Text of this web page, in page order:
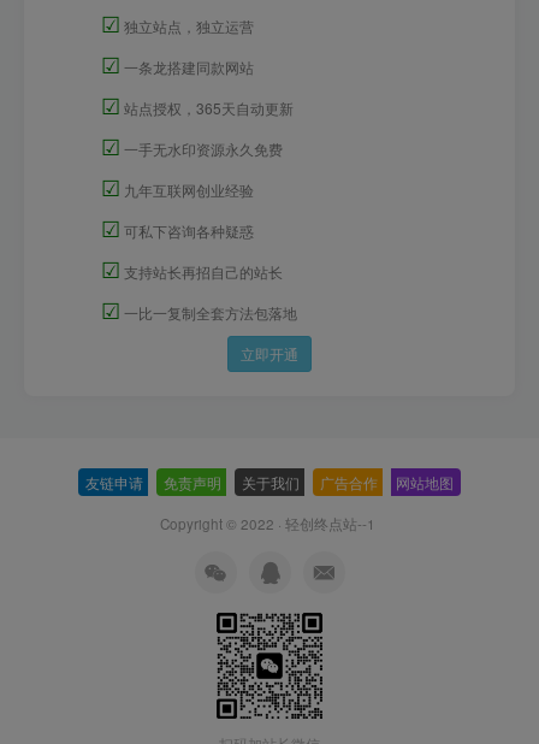
☑ 独立站点，独立运营
☑ 一条龙搭建同款网站
☑ 站点授权，365天自动更新
☑ 一手无水印资源永久免费
☑ 九年互联网创业经验
☑ 可私下咨询各种疑惑
☑ 支持站长再招自己的站长
☑ 一比一复制全套方法包落地
立即开通
友链申请 免责声明 关于我们 广告合作 网站地图
Copyright © 2022 · 轻创终点站--1